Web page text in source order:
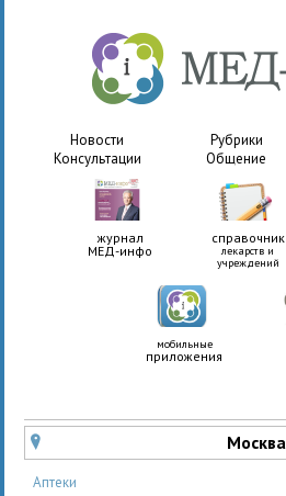
Новости Рубрики
Консультации
Общение
журнал
МЕД-инфо
справочник
лекарств и
учреждений
мобильные
приложения
u Москва
Аптеки